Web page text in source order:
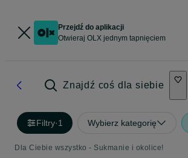
Przejdź do aplikacji
Otwieraj OLX jednym tapnięciem
Znajdź coś dla siebie
Filtry·1 Wybierz kategorię
Dla Ciebie wszystko - Sukmanie i okolice!